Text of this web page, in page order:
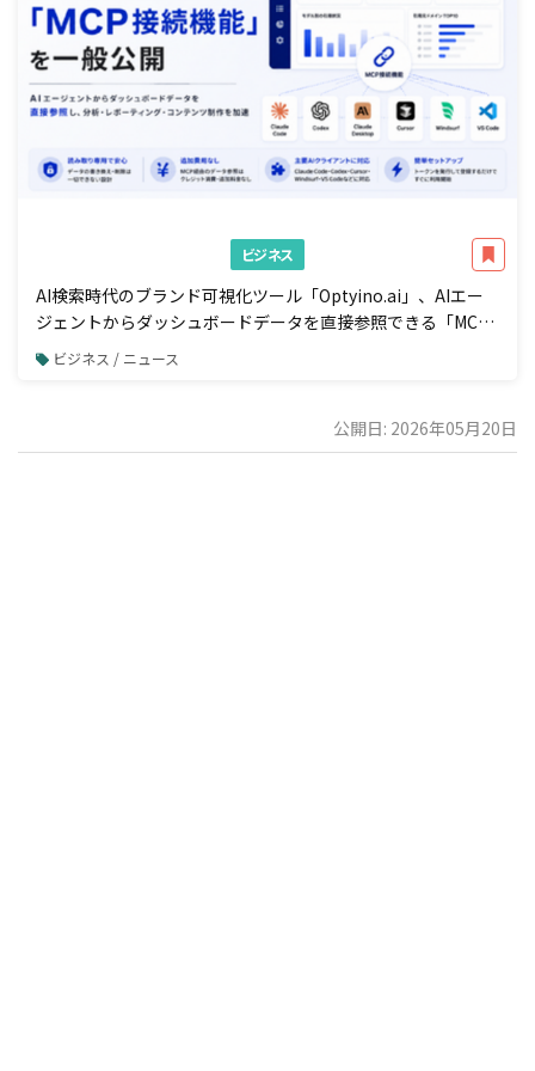
ビジネス
AI検索時代のブランド可視化ツール「Optyino.ai」、AIエー
ジェントからダッシュボードデータを直接参照できる「MCP
接続」機能を一般公開
ビジネス / ニュース
公開日: 2026年05月20日